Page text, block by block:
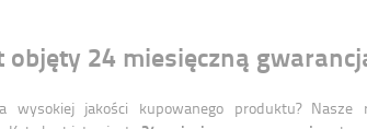
objęty 24 miesięczną
wysokiej jakości kupowanego produktu? Nasze